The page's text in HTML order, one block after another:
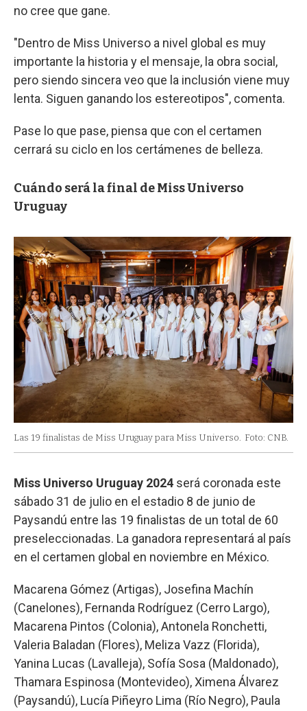
no cree que gane.
"Dentro de Miss Universo a nivel global es muy
importante la historia y el mensaje, la obra social,
pero siendo sincera veo que la inclusión viene muy
lenta. Siguen ganando los estereotipos", comenta.
Pase lo que pase, piensa que con el certamen
cerrará su ciclo en los certámenes de belleza.
Cuándo será la final de Miss Universo
Uruguay
Las 19 finalistas de Miss Uruguay para Miss Universo. Foto: CNB.
Miss Universo Uruguay 2024 será coronada este
sábado 31 de julio en el estadio 8 de junio de
Paysandú entre las 19 finalistas de un total de 60
preseleccionadas. La ganadora representará al país
en el certamen global en noviembre en México.
Macarena Gómez (Artigas), Josefina Machín
(Canelones), Fernanda Rodríguez (Cerro Largo),
Macarena Pintos (Colonia), Antonela Ronchetti,
Valeria Baladan (Flores), Meliza Vazz (Florida),
Yanina Lucas (Lavalleja), Sofía Sosa (Maldonado),
Thamara Espinosa (Montevideo), Ximena Álvarez
(Paysandú), Lucía Piñeyro Lima (Río Negro), Paula